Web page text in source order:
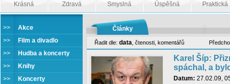
Krásná Zdravá Smyslná Úspěšná Praktická
>>
Akce
>>
Film a divadlo
>>
Hudba a koncerty
>>
Knihy
>>
Koncerty
Články
Řadit dle: data čtenosti komentářů
Karel Šíp:
spáchal, a
Datum: 27.02.09,